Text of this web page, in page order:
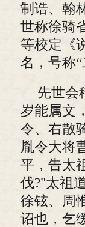
制诰、翰
世称徐骑
等校定《
名，号称
先世会
岁能属文
令、右散
胤令大将
平，告太
伐?"太祖
徐铉、周
诏也，乞